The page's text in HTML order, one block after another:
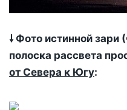
🠗 Фото истинной
полоска рассвета
от Севера к Югу: